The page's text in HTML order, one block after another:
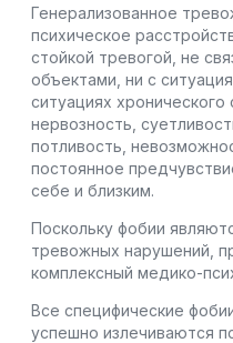
Генерализованное
психическое
стойкой тревогой, не
объектами, ни с
ситуациях
нервозность,
потливость,
постоянное
себе и близким.
Поскольку фобии
тревожных нарушений,
комплексный медико-
Все специфические
успешно излечиваются